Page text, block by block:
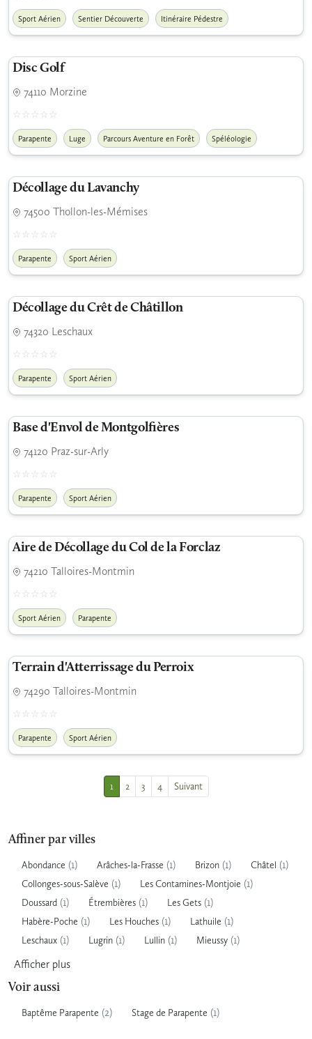
Affiner par villes
Abondance (1) Arâches-la-Frasse (1) Brizon (1) Châtel (1)
Collonges-sous-Salève (1) Les Contamines-Montjoie (1)
Doussard (1) Étrembières (1) Les Gets (1)
Habère-Poche (1) Les Houches (1) Lathuile (1)
Leschaux (1) Lugrin (1) Lullin (1) Mieussy (1)
Afficher plus
Voir aussi
Baptême Parapente (2) Stage de Parapente (1)
Sport Aérien Sentier Découverte Itinéraire Pédestre
Disc Golf
74110 Morzine
Parapente Luge Parcours Aventure en Forêt Spéléologie
Décollage du Lavanchy
74500 Thollon-les-Mémises
Parapente Sport Aérien
Décollage du Crêt de Châtillon
74320 Leschaux
Parapente Sport Aérien
Base d'Envol de Montgolfières
74120 Praz-sur-Arly
Parapente Sport Aérien
Aire de Décollage du Col de la Forclaz
74210 Talloires-Montmin
Sport Aérien Parapente
Terrain d'Atterrissage du Perroix
74290 Talloires-Montmin
Parapente Sport Aérien
1 2 3 4 Suivant